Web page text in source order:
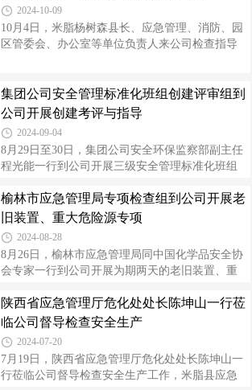
工作开展情况进行了抽查。会上，检查组
及各分厂负责人陪同检查。姬东详细了解了公司
近期安全生产动态、检维修风险研判落实情况、
特殊作业过程管控措施，以及就地改造项目进度
点检查。姬东强调，企业一定要严格落实安全生
产主体责任，持续强化外包单位安全管理工作，
做好就地改造施工与生产过程的安全衔
2024-10-09
10月4日，米脂杨树森县长、应急管理、消防、园
区管委会、办公室等单位负责人来公司检查指导
同。高万升详细介绍了国庆节假日期间公司应急
值班值守、安全生产、产品市场销售运输、信访
项目的全面施工及下一步与生产系统贯通与杨树
森一行进行了深入交流。杨树森强调，抓好安全
生产和就地改造是当前的重大任务，要求一是要
敏锐捕捉市场变机，关注当前市场价格变化趋
势，灵活调整生产负荷，促进效益提升；二是进
集团公司安全管理标准化班组创建评审组到
公司开展创建考评与指导
2024-09-04
8月29日至30日，集团公司安全环保监察部副主任
程光能一行到公司开展三级安全管理标准化班组
全监察部及各分厂负责人陪同。评审组听取了公
司就开展安全管理标准化班组创建情况的汇报，
对创建过程予以充分肯定。随后深入班组，按照
《安全管理标准化班组评定规范通用要求》T／
CAWS 0007-2023中的各评审要素，通过查阅资
料、查看现场、现场询问等方式进行了全面细致
的考评。针对检查出的问题，评审组与班组人员
进行深入交流沟通，指导班组完善台账、记录等
材料，保证基层班组切实按照标准做好安全管
榆林市应急管理局专项检查组到公司开展老
旧装置、重大危险源专项
2024-08-28
8月26日，榆林市应急管理局同中国化学品安全协
会专家一行到公司开展为期两天的老旧装置、重
参加，公司副总经理高利平及各部门、分厂相关
人员陪同检查。检查组一行按专业分为安全基础
管理、工艺、设备、电仪、消防五个小组，先后
深入液氯中间储罐区、单体储槽、乙炔气柜、集
中控制室等重点区域，对安全基础管理、设备管
理、重大危险源风险管控措施落实情况等进行了
陕西省应急管理厅危化处处长陈坤山一行莅
临公司督导检查安全生产
2024-07-20
7月19日，陕西省应急管理厅危化处处长陈坤山一
行莅临公司督导检查安全生产工作，米脂县应急